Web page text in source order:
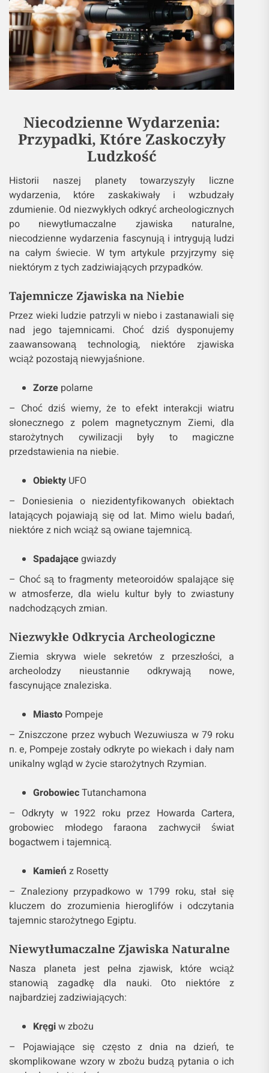
Niecodzienne Wydarzenia:
Przypadki, Które Zaskoczyły
Ludzkość
Historii naszej planety towarzyszyły liczne
wydarzenia, które zaskakiwały i wzbudzały
zdumienie. Od niezwykłych odkryć archeologicznych
po niewytłumaczalne zjawiska naturalne,
niecodzienne wydarzenia fascynują i intrygują ludzi
na całym świecie. W tym artykule przyjrzymy się
niektórym z tych zadziwiających przypadków.
Tajemnicze Zjawiska na Niebie
Przez wieki ludzie patrzyli w niebo i zastanawiali się
nad jego tajemnicami. Choć dziś dysponujemy
zaawansowaną technologią, niektóre zjawiska
wciąż pozostają niewyjaśnione.
Zorze polarne
– Choć dziś wiemy, że to efekt interakcji wiatru
słonecznego z polem magnetycznym Ziemi, dla
starożytnych cywilizacji były to magiczne
przedstawienia na niebie.
Obiekty UFO
– Doniesienia o niezidentyfikowanych obiektach
latających pojawiają się od lat. Mimo wielu badań,
niektóre z nich wciąż są owiane tajemnicą.
Spadającegwiazdy
– Choć są to fragmenty meteoroidów spalające się
w atmosferze, dla wielu kultur były to zwiastuny
nadchodzących zmian.
Niezwykłe Odkrycia Archeologiczne
Ziemia skrywa wiele sekretów z przeszłości, a
archeolodzy nieustannie odkrywają nowe,
fascynujące znaleziska.
Miasto Pompeje
– Zniszczone przez wybuch Wezuwiusza w 79 roku
n. e, Pompeje zostały odkryte po wiekach i dały nam
unikalny wgląd w życie starożytnych Rzymian.
GrobowiecTutanchamona
– Odkryty w 1922 roku przez Howarda Cartera,
grobowiec młodego faraona zachwycił świat
bogactwem i tajemnicą.
Kamień z Rosetty
– Znaleziony przypadkowo w 1799 roku, stał się
kluczem do zrozumienia hieroglifów i odczytania
tajemnic starożytnego Egiptu.
Niewytłumaczalne Zjawiska Naturalne
Nasza planeta jest pełna zjawisk, które wciąż
stanowią zagadkę dla nauki. Oto niektóre z
najbardziej zadziwiających:
Kręgiw zbożu
– Pojawiające się często z dnia na dzień, te
skomplikowane wzory w zbożu budzą pytania o ich